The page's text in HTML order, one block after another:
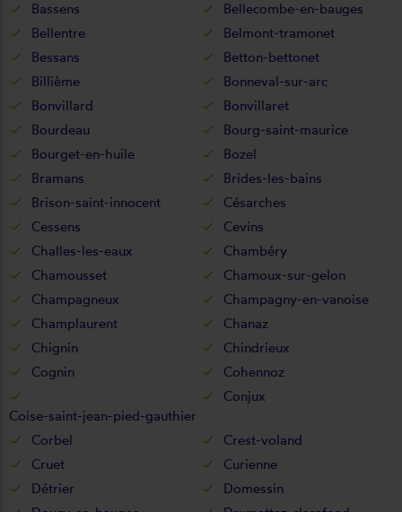
Bassens
Bellecombe-en-bauges
Bellentre
Belmont-tramonet
Bessans
Betton-bettonet
Billième
Bonneval-sur-arc
Bonvillard
Bonvillaret
Bourdeau
Bourg-saint-maurice
Bourget-en-huile
Bozel
Bramans
Brides-les-bains
Brison-saint-innocent
Césarches
Cessens
Cevins
Challes-les-eaux
Chambéry
Chamousset
Chamoux-sur-gelon
Champagneux
Champagny-en-vanoise
Champlaurent
Chanaz
Chignin
Chindrieux
Cognin
Cohennoz
Coise-saint-jean-pied-gauthier
Conjux
Corbel
Crest-voland
Cruet
Curienne
Détrier
Domessin